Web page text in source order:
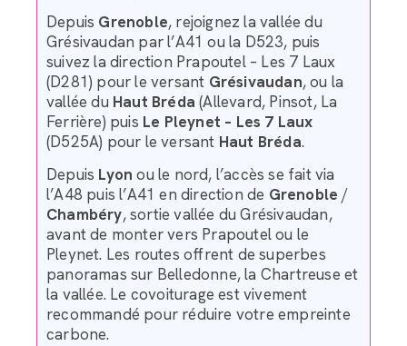
Depuis Grenoble, rejoignez la vallée du
Grésivaudan par l’A41 ou la D523, puis
suivez la direction Prapoutel – Les 7 Laux
(D281) pour le versant Grésivaudan, ou la
vallée du Haut Bréda (Allevard, Pinsot, La
Ferrière) puis Le Pleynet – Les 7 Laux
(D525A) pour le versant Haut Bréda.
Depuis Lyon ou le nord, l’accès se fait via
l’A48 puis l’A41 en direction de Grenoble /
Chambéry, sortie vallée du Grésivaudan,
avant de monter vers Prapoutel ou le
Pleynet. Les routes offrent de superbes
panoramas sur Belledonne, la Chartreuse et
la vallée. Le covoiturage est vivement
recommandé pour réduire votre empreinte
carbone.